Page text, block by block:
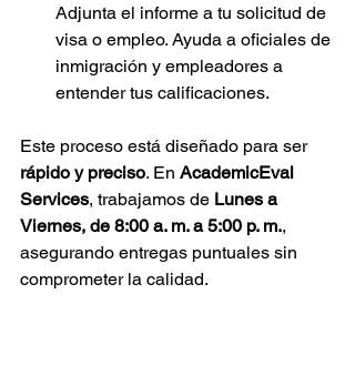
Adjunta el informe a tu solicitud de
visa o empleo. Ayuda a oficiales de
inmigración y empleadores a
entender tus calificaciones.
Este proceso está diseñado para ser
rápido y preciso. En AcademicEval
Services, trabajamos de Lunes a
Viernes, de 8:00 a. m. a 5:00 p. m.,
asegurando entregas puntuales sin
comprometer la calidad.